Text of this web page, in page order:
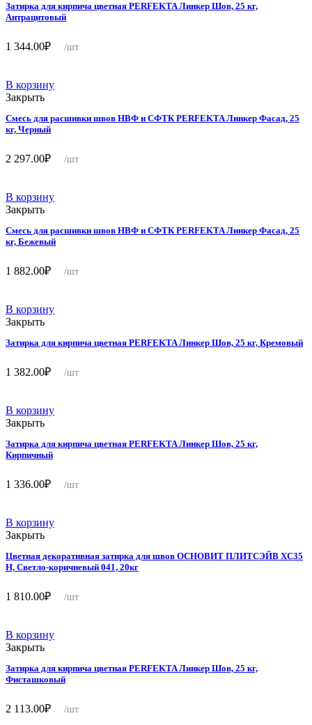
Затирка для кирпича цветная PERFEKTA Линкер Шов, 25 кг,
Антрацитовый
1 344.00₽ /шт
В корзину
Закрыть
Смесь для расшивки швов НВФ и СФТК PERFEKTA Линкер Фасад, 25
кг, Черный
2 297.00₽ /шт
В корзину
Закрыть
Смесь для расшивки швов НВФ и СФТК PERFEKTA Линкер Фасад, 25
кг, Бежевый
1 882.00₽ /шт
В корзину
Закрыть
Затирка для кирпича цветная PERFEKTA Линкер Шов, 25 кг, Кремовый
1 382.00₽ /шт
В корзину
Закрыть
Затирка для кирпича цветная PERFEKTA Линкер Шов, 25 кг,
Кирпичный
1 336.00₽ /шт
В корзину
Закрыть
Цветная декоративная затирка для швов ОСНОВИТ ПЛИТСЭЙВ XC35
Н, Светло-коричневый 041, 20кг
1 810.00₽ /шт
В корзину
Закрыть
Затирка для кирпича цветная PERFEKTA Линкер Шов, 25 кг,
Фисташковый
2 113.00₽ /шт